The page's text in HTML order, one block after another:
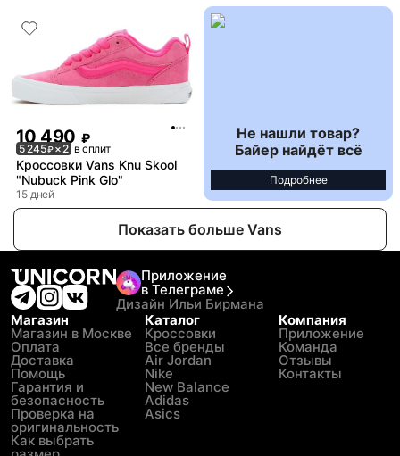
10 490 ₽
5 245₽× 2 в сплит
Кроссовки Vans Knu Skool
"Nubuck Pink Glo"
15 дней
Не нашли товар?
Байер найдёт всё
Подробнее
Показать больше Vans
Приложение
в Телеграме
Дизайн Ильи Бирмана
Магазин
Магазин в Москве
Оплата
Доставка
Помощь
Гарантия и
безопасность
Проверка на
оригинальность
Как выбрать
Каталог
Кроссовки
Все бренды
Air Jordan
Nike
New Balance
Adidas
Asics
Компания
Приложение
Команда
Отзывы
Контакты